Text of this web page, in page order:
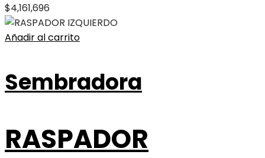
$4,161,696
Añadir al carrito
Sembradora
RASPADOR